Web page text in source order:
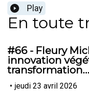
Play
En toute
#66 - Fleury
innovation
• jeudi 23 avril 2026